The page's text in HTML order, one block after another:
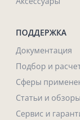
ПОДДЕРЖКА
Документация
Подбор и
Сферы
Статьи и обзоры
Сервис и